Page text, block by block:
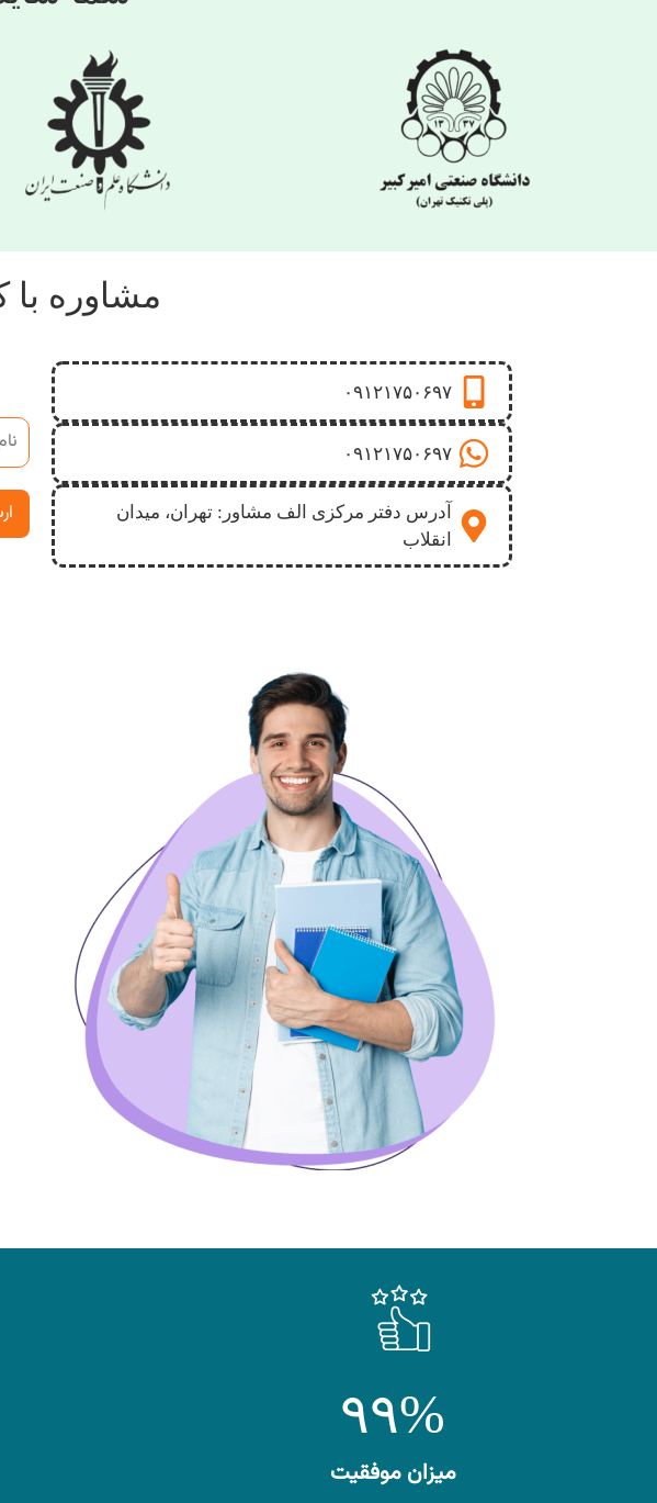
مشاوره با
۰۹۱۲۱۷۵۰۶۹۷
۰۹۱۲۱۷۵۰۶۹۷
آدرس دفتر مرکزی الف مشاور: تهران، میدان
انقلاب
۹۹%
میزان موفقیت